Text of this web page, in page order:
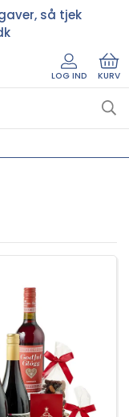
så tjek
LOG IND KURV